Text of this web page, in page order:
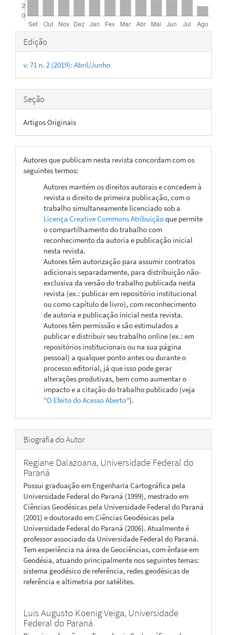
Detalhes
do
artigo
Edição
v. 71 n. 2 (2019): Abril/Junho
Seção
Artigos Originais
Autores que publicam nesta revista concordam com os
seguintes termos:
Autores mantém os direitos autorais e concedem à
revista o direito de primeira publicação, com o
trabalho simultaneamente licenciado sob a
Licença Creative Commons Atribuiçãoque permite
o compartilhamento do trabalho com
reconhecimento da autoria e publicação inicial
nesta revista.
Autores têm autorização para assumir contratos
adicionais separadamente, para distribuição não-
exclusiva da versão do trabalho publicada nesta
revista (ex.: publicar em repositório institucional
ou como capítulo de livro), com reconhecimento
de autoria e publicação inicial nesta revista.
Autores têm permissão e são estimulados a
publicar e distribuir seu trabalho online (ex.: em
repositórios institucionais ou na sua página
pessoal) a qualquer ponto antes ou durante o
processo editorial, já que isso pode gerar
alterações produtivas, bem como aumentar o
impacto e a citação do trabalho publicado (veja
"O Efeito do Acesso Aberto").
Biografia do Autor
Regiane Dalazoana, Universidade Federal do
Paraná
Possui graduação em Engenharia Cartográfica pela
Universidade Federal do Paraná (1999), mestrado em
Ciências Geodésicas pela Universidade Federal do Paraná
(2001) e doutorado em Ciências Geodésicas pela
Universidade Federal do Paraná (2006). Atualmente é
professor associado da Universidade Federal do Paraná.
Tem experiência na área de Geociências, com ênfase em
Geodésia, atuando principalmente nos seguintes temas:
sistema geodésico de referência, redes geodésicas de
referência e altimetria por satélites.
Luis Augusto Koenig Veiga, Universidade
Federal do Paraná